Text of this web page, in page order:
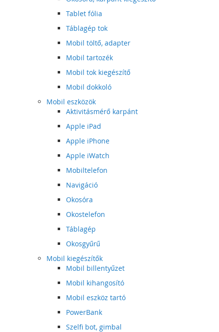
Tablet fólia
Táblagép tok
Mobil töltő, adapter
Mobil tartozék
Mobil tok kiegészítő
Mobil dokkoló
Mobil eszközök
Aktivitásmérő karpánt
Apple iPad
Apple iPhone
Apple iWatch
Mobiltelefon
Navigáció
Okosóra
Okostelefon
Táblagép
Okosgyűrű
Mobil kiegészítők
Mobil billentyűzet
Mobil kihangosító
Mobil eszköz tartó
PowerBank
Szelfi bot, gimbal